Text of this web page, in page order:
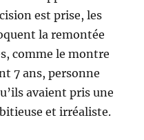
est prise, les
la remontée
comme le montre
7 ans, personne
avaient pris une
et irréaliste.